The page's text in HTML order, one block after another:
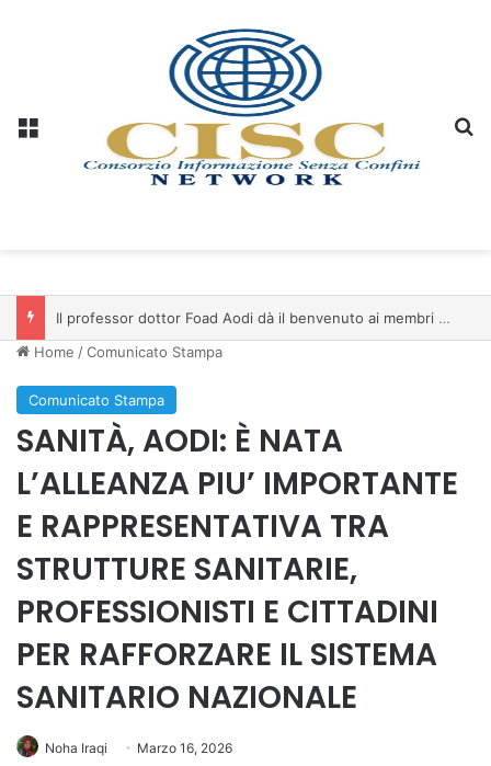
Il professor dottor Foad Aodi dà il benvenuto ai membri del Comitato per le Scienze delle Piramidi e le Scienze Archeologiche…
Home /Comunicato Stampa
Comunicato Stampa
SANITÀ, AODI: È NATA
L’ALLEANZA PIU’ IMPORTANTE
E RAPPRESENTATIVA TRA
STRUTTURE SANITARIE,
PROFESSIONISTI E CITTADINI
PER RAFFORZARE IL SISTEMA
SANITARIO NAZIONALE
Noha Iraqi Marzo 16, 2026